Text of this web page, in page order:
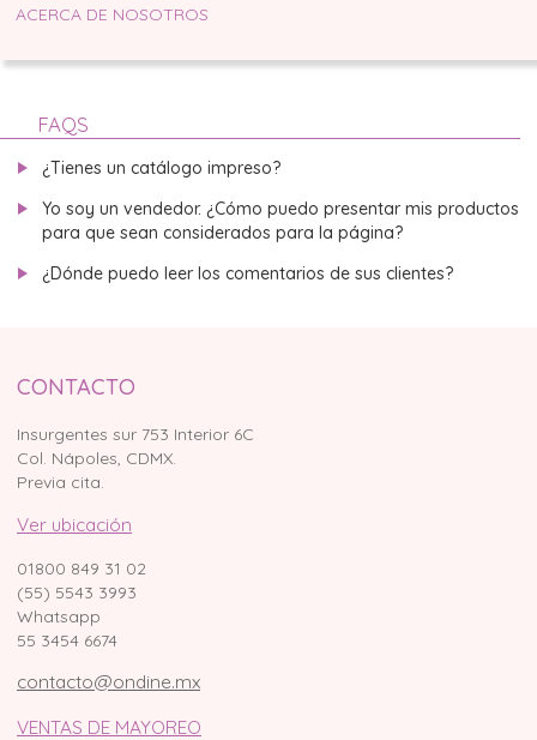
ACERCA DE NOSOTROS
FAQS
¿Tienes un catálogo impreso?
Yo soy un vendedor. ¿Cómo puedo presentar mis productos
para que sean considerados para la página?
¿Dónde puedo leer los comentarios de sus clientes?
CONTACTO
Insurgentes sur 753 Interior 6C
Col. Nápoles, CDMX.
Previa cita.
Ver ubicación
01800 849 31 02
(55) 5543 3993
Whatsapp
55 3454 6674
contacto@ondine.mx
VENTAS DE MAYOREO